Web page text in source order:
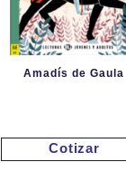
Amadís de Gaula
Cotizar